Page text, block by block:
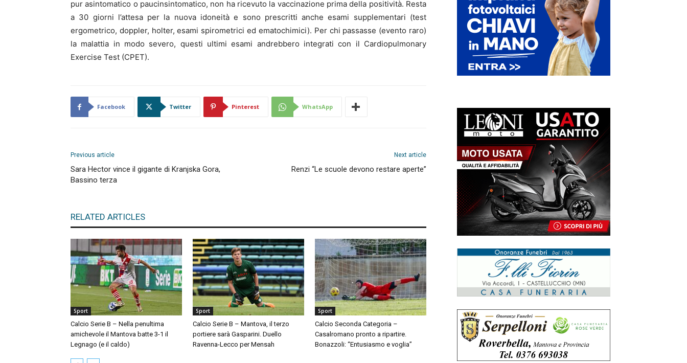
pur asintomatico o paucinsintomatico, non ha ricevuto la vaccinazione prima della positività. Resta
a 30 giorni l’attesa per la nuova idoneità e sono prescritti anche esami supplementari (test
ergometrico, doppler, holter, esami spirometrici ed ematochimici). Per chi passasse (evento raro)
la malattia in modo severo, questi ultimi esami andrebbero integrati con il Cardiopulmonary
Exercise Test (CPET).
Facebook Twitter Pinterest WhatsApp
Previous article
Sara Hector vince il gigante di Kranjska Gora,
Bassino terza
Next article
Renzi “Le scuole devono restare aperte”
RELATED ARTICLES
Sport
Calcio Serie B – Nella penultima
amichevole il Mantova batte 3-1 il
Legnago (e il caldo)
Sport
Calcio Serie B – Mantova, il terzo
portiere sarà Gasparini. Duello
Ravenna-Lecco per Mensah
Sport
Calcio Seconda Categoria –
Casalromano pronto a ripartire.
Bonazzoli: “Entusiasmo e voglia”